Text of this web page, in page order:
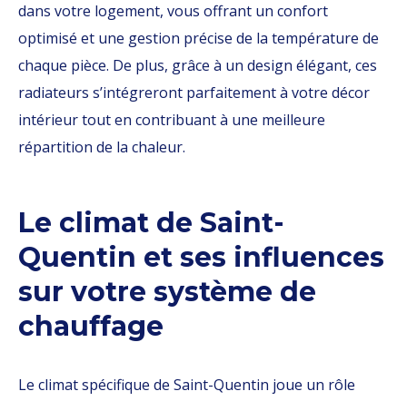
dans votre logement, vous offrant un confort
optimisé et une gestion précise de la température de
chaque pièce. De plus, grâce à un design élégant, ces
radiateurs s’intégreront parfaitement à votre décor
intérieur tout en contribuant à une meilleure
répartition de la chaleur.
Le climat de Saint-
Quentin et ses influences
sur votre système de
chauffage
Le climat spécifique de Saint-Quentin joue un rôle